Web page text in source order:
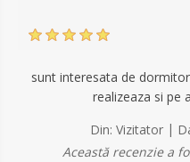
sunt interesata de
realizeaza si pe
Din: Vizitator |
Această recenzie a